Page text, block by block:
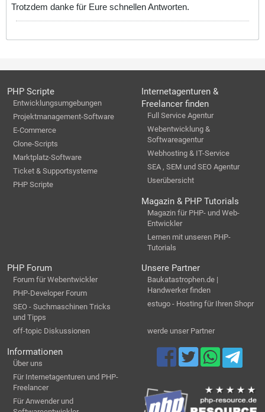
Trotzdem danke für Eure schnellen Antworten.
PHP Scripte
Entwicklungsumgebungen
Projektmanagement-Software
E-Commerce
Clone-Scripts
Marktplatz-Software
Ticket & Supportsysteme
PHP Scripte
Internetagenturen &
Freelancer finden
Full Service Agentur
Webentwicklung &
Softwareagentur
Webhosting & IT-Service
SEA , SEM und SEO Agentur
Userübersicht
Magazin & PHP Tutorials
Magazin für PHP- und Web-
Entwickler
Lernen mit unseren PHP-
Tutorials
PHP Forum
Forum für Webentwickler
PHP-Developer Forum
SEO - Suchmaschinen Tricks
und Tipps
off-topic Diskussionen
Unsere Partner
Baukatastrophen.de |
Handwerker finden
estugo - Hosting für Ihren Shopr
werde unser Partner
Informationen
Über uns
Für Internetagenturen und PHP-
Freelancer
Für Anwender und